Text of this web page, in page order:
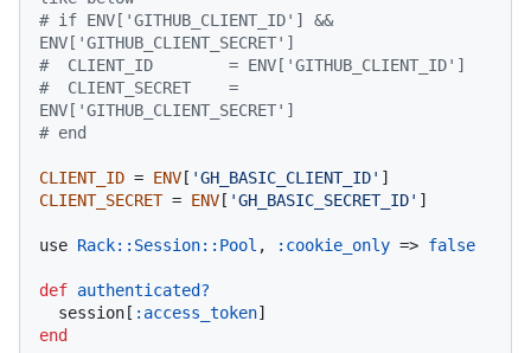
# if ENV['GITHUB_CLIENT_ID'] &&
ENV['GITHUB_CLIENT_SECRET']
#  CLIENT_ID        = ENV['GITHUB_CLIENT_ID']
#  CLIENT_SECRET    =
ENV['GITHUB_CLIENT_SECRET']
# end
CLIENT_ID = ENV[ 'GH_BASIC_CLIENT_ID'
CLIENT_SECRET = ENV[ 'GH_BASIC_SECRET_ID' ]
use Rack: :Session: :Pool , :cookie_only => false
def authenticated?
  session[
:access_token
end